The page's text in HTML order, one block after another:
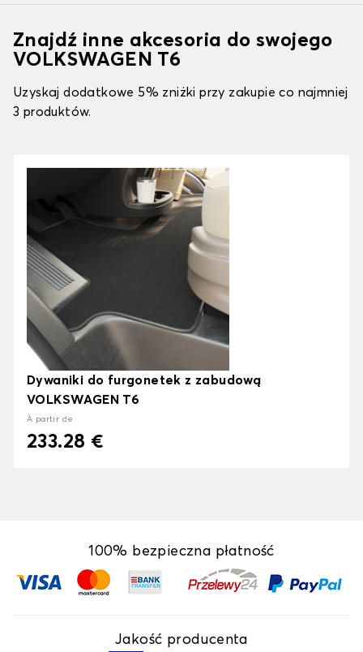
Znajdź inne akcesoria do swojego
VOLKSWAGEN T6
Uzyskaj dodatkowe 5% zniżki przy zakupie co najmniej
3 produktów.
Dywaniki do furgonetek z zabudową
VOLKSWAGEN T6
À partir de
233.28 €
100% bezpieczna płatność
Jakość producenta